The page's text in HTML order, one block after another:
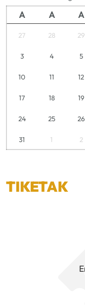
A A A
27 28 29
3 4 5
10 11 12
17 18 19
24 25 26
31 1 2
TIKETAK